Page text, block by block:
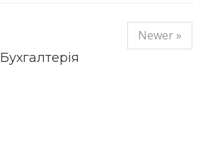
Newer »
Бухгалтерія